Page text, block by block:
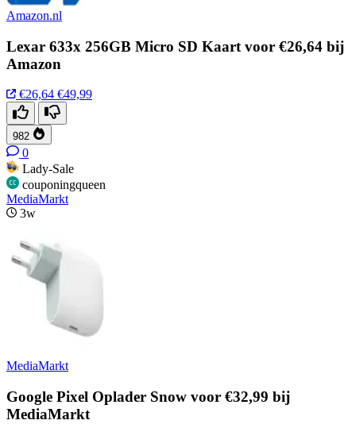
Amazon.nl
Lexar 633x 256GB Micro SD Kaart voor €26,64 bij
Amazon
€26,64 €49,99
982
0
Lady-Sale
couponingqueen
MediaMarkt
3w
MediaMarkt
Google Pixel Oplader Snow voor €32,99 bij
MediaMarkt